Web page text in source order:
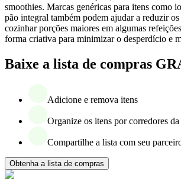
smoothies. Marcas genéricas para itens como
pão integral também podem ajudar a reduzir
cozinhar porções maiores em algumas
forma criativa para minimizar o desperdício e
Baixe a lista de compras
Adicione e remova itens
Organize os itens por corredores
Compartilhe a lista com seu
Obtenha a lista de compras